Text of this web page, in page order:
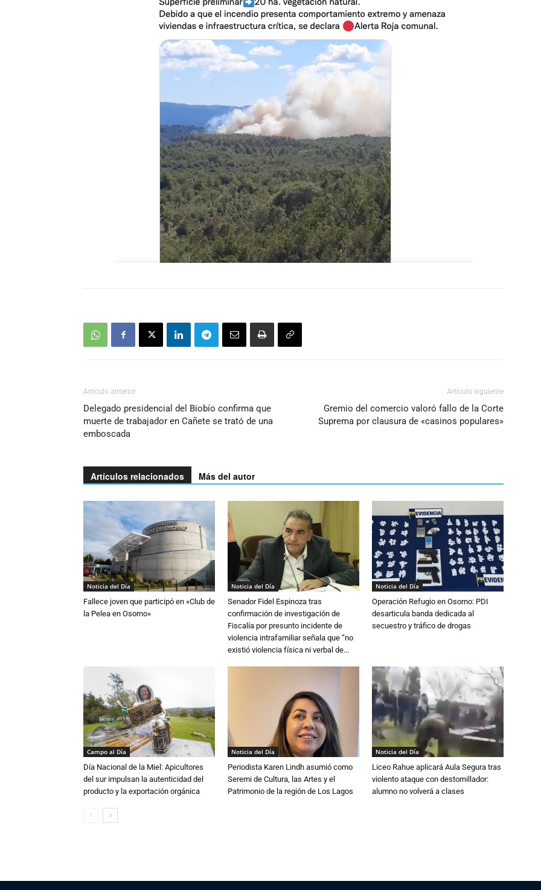
Artículo anterior
Delegado presidencial del Biobío confirma que
muerte de trabajador en Cañete se trató de una
emboscada
Artículo siguiente
Gremio del comercio valoró fallo de la Corte
Suprema por clausura de «casinos populares»
Artículos relacionados Más del autor
Noticia del Día
Fallece joven que participó en «Club de
la Pelea en Osorno»
Noticia del Día
Senador Fidel Espinoza tras
confirmación de investigación de
Fiscalía por presunto incidente de
violencia intrafamiliar señala que “no
existió violencia física ni verbal de...
Noticia del Día
Operación Refugio en Osorno: PDI
desarticula banda dedicada al
secuestro y tráfico de drogas
Campo al Día
Día Nacional de la Miel: Apicultores
del sur impulsan la autenticidad del
producto y la exportación orgánica
Noticia del Día
Periodista Karen Lindh asumió como
Seremi de Cultura, las Artes y el
Patrimonio de la región de Los Lagos
Noticia del Día
Liceo Rahue aplicará Aula Segura tras
violento ataque con destornillador:
alumno no volverá a clases